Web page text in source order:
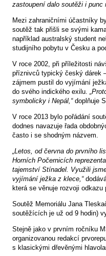
zastoupení dalo soutěži i punc
Mezi zahraničními účastníky
soutěž tak přišli se svými
například australský student
studijního pobytu v Česku a
V roce 2002, při příležitosti
příznivců typický český dárek
zájmem pustil do vyjímání
do svého indického exilu.
symbolicky i Nepál,“doplňuje
V roce 2013 bylo pořádání
dodnes navazuje řada
často i se shodným názvem.
„Letos, od června do prvního
Horních Počernicích
tajemství Stínadel. Využili
vyjímání ježka z klece,“
která se věnuje rozvoji
Soutěž Memoriálu Jana
soutěžících je už od 9 hodin)
Stejně jako v prvním ročníku
organizovanou redakcí
s klasickými dřevěnými